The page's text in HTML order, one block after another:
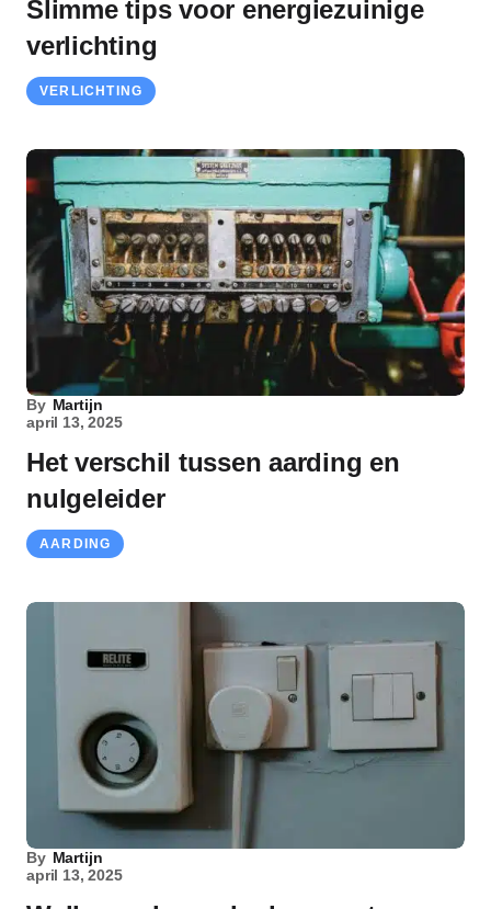
Slimme tips voor energiezuinige
verlichting
VERLICHTING
By Martijn
april 13, 2025
Het verschil tussen aarding en
nulgeleider
AARDING
By Martijn
april 13, 2025